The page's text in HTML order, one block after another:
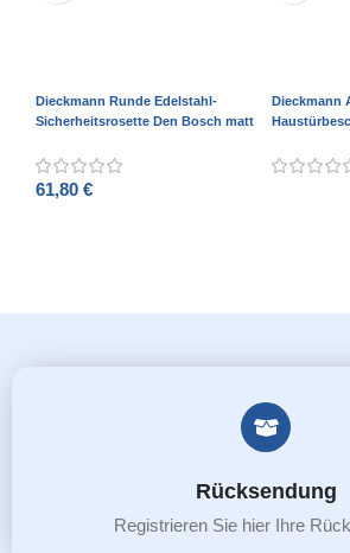
Dieckmann Runde Edelstahl-
Sicherheitsrosette Den Bosch matt
D7256R
61,80 €
Dieckmann
Rücksendung
Registrieren Sie hier Ihre